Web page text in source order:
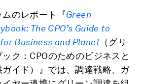
のレポート『Green
The CPO’s Guide to
Business and Planet（グリ
ク：CPOのためのビジネスと
イド）』では、調達戦略、ガ